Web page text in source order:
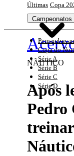
Últimas Copa
Campeonatos
Copa do
Série A
Série B
Série C
Série D
NÃUTICO
Após
Pedro